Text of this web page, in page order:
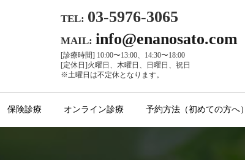
TEL: 03-5976-3065
MAIL: info@enanosato.com
[診療時間] 10:00〜13:00、14:30〜18:00
[定休日]火曜日、木曜日、日曜日、祝日
※土曜日は不定休となります。
保険診療 オンライン診療 予約方法（初めての方へ）